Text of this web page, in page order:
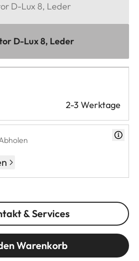
D-Lux 8, Leder
D-Lux 8, Leder
2-3 Werktage
& Services
Warenkorb